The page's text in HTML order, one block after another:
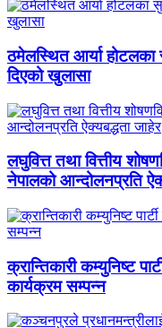
ठमेलस्थित आर्या होटलका
दिएको खुलासा
लघुवित्त तथा वित्तीय
नेपालको आन्दोलनप्रति
क्रान्तिकारी कम्युनिष्ट
कार्यक्रम सम्पन्न